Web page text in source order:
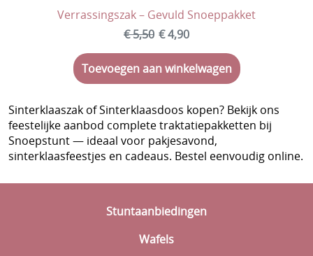
Stuntaanbiedingen
Wafels
Verrassingszak – Gevuld Snoeppakket
€ 5,50 € 4,90
Toevoegen aan winkelwagen
Sinterklaaszak of Sinterklaasdoos kopen? Bekijk ons
feestelijke aanbod complete traktatiepakketten bij
Snoepstunt — ideaal voor pakjesavond,
sinterklaasfeestjes en cadeaus. Bestel eenvoudig online.